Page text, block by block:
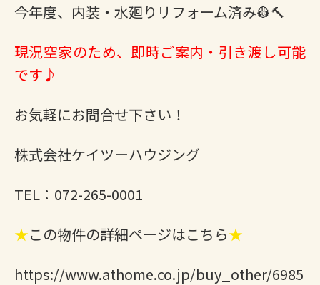
今年度、内装・水廻りリフォーム済み👷🔨
現況空家のため、即時ご案内・引き渡し可能
です♪
お気軽にお問合せ下さい！
株式会社ケイツーハウジング
TEL：072-265-0001
★この物件の詳細ページはこちら★
https://www.athome.co.jp/buy_other/6985